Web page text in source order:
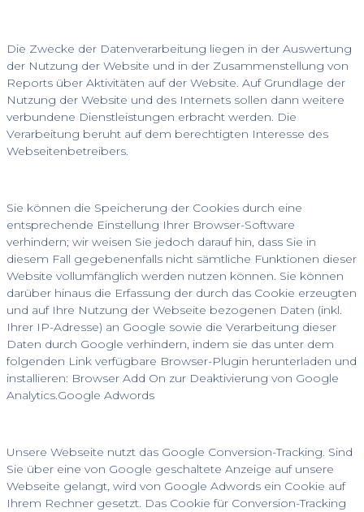
Die Zwecke der Datenverarbeitung liegen in der Auswertung
der Nutzung der Website und in der Zusammenstellung von
Reports über Aktivitäten auf der Website. Auf Grundlage der
Nutzung der Website und des Internets sollen dann weitere
verbundene Dienstleistungen erbracht werden. Die
Verarbeitung beruht auf dem berechtigten Interesse des
Webseitenbetreibers.
Sie können die Speicherung der Cookies durch eine
entsprechende Einstellung Ihrer Browser-Software
verhindern; wir weisen Sie jedoch darauf hin, dass Sie in
diesem Fall gegebenenfalls nicht sämtliche Funktionen dieser
Website vollumfänglich werden nutzen können. Sie können
darüber hinaus die Erfassung der durch das Cookie erzeugten
und auf Ihre Nutzung der Webseite bezogenen Daten (inkl.
Ihrer IP-Adresse) an Google sowie die Verarbeitung dieser
Daten durch Google verhindern, indem sie das unter dem
folgenden Link verfügbare Browser-Plugin herunterladen und
installieren: Browser Add On zur Deaktivierung von Google
Analytics.Google Adwords
Unsere Webseite nutzt das Google Conversion-Tracking. Sind
Sie über eine von Google geschaltete Anzeige auf unsere
Webseite gelangt, wird von Google Adwords ein Cookie auf
Ihrem Rechner gesetzt. Das Cookie für Conversion-Tracking